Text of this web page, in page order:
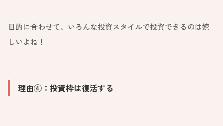
目的に合わせて、いろんな投資スタイルで投資できるのは嬉
しいよね！
理由④：投資枠は復活する